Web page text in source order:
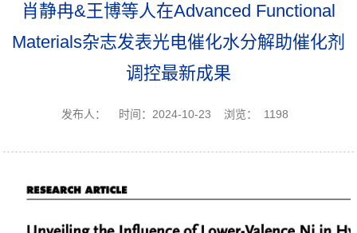
肖静冉&王博等人在Advanced Functional
Materials杂志发表光电催化水分解助催化剂
调控最新成果
发布人： 时间：2024-10-23 浏览： 1198